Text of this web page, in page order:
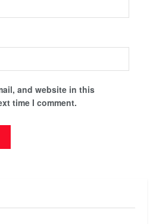
and website in this
time I comment.